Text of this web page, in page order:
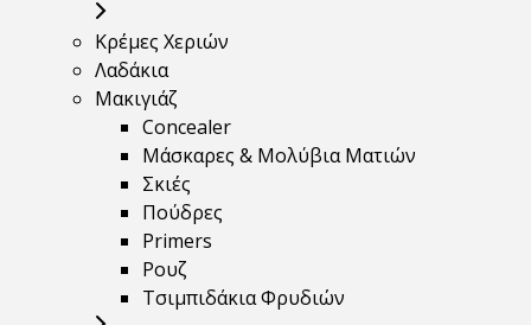
Κρέμες Χεριών
Λαδάκια
Μακιγιάζ
Concealer
Μάσκαρες & Μολύβια Ματιών
Σκιές
Πούδρες
Primers
Ρουζ
Τσιμπιδάκια Φρυδιών